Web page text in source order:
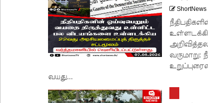
வர்த்தமானியில் வெளியானது 22வது
யாழ்.சிறைச்சாலையிலும் விசேட பாதுகாப்பு
ShortNews
வருமாறு:
வயது...